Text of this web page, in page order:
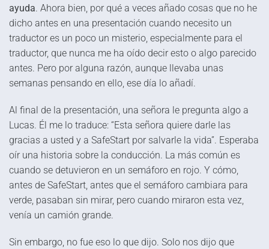
ayuda. Ahora bien, por qué a veces añado cosas que no he
dicho antes en una presentación cuando necesito un
traductor es un poco un misterio, especialmente para el
traductor, que nunca me ha oído decir esto o algo parecido
antes. Pero por alguna razón, aunque llevaba unas
semanas pensando en ello, ese día lo añadí.
Al final de la presentación, una señora le pregunta algo a
Lucas. Él me lo traduce: “Esta señora quiere darle las
gracias a usted y a SafeStart por salvarle la vida”. Esperaba
oír una historia sobre la conducción. La más común es
cuando se detuvieron en un semáforo en rojo. Y cómo,
antes de SafeStart, antes que el semáforo cambiara para
verde, pasaban sin mirar, pero cuando miraron esta vez,
venía un camión grande.
Sin embargo, no fue eso lo que dijo. Solo nos dijo que